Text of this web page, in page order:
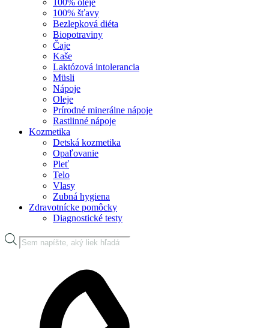
100% oleje
100% šťavy
Bezlepková diéta
Biopotraviny
Čaje
Kaše
Laktózová intolerancia
Müsli
Nápoje
Oleje
Prírodné minerálne nápoje
Rastlinné nápoje
Kozmetika
Detská kozmetika
Opaľovanie
Pleť
Telo
Vlasy
Zubná hygiena
Zdravotnícke pomôcky
Diagnostické testy
Products
search